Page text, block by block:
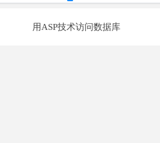
用ASP技术访问数据库